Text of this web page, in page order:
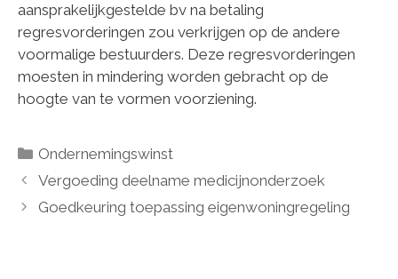
aansprakelijkgestelde bv na betaling
regresvorderingen zou verkrijgen op de andere
voormalige bestuurders. Deze regresvorderingen
moesten in mindering worden gebracht op de
hoogte van te vormen voorziening.
Categorieën
Ondernemingswinst
Vergoeding deelname medicijnonderzoek
Goedkeuring toepassing eigenwoningregeling